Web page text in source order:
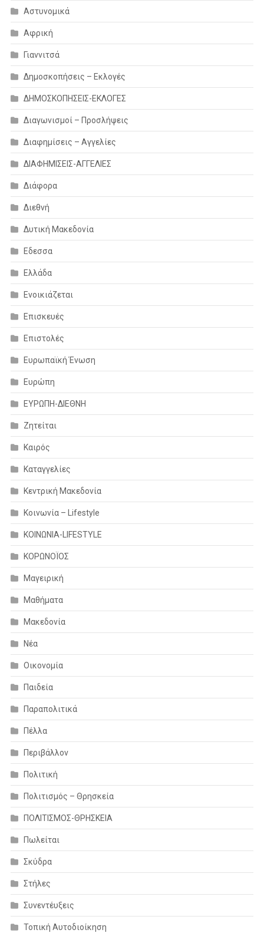
Αστυνομικά
Αφρική
Γιαννιτσά
Δημοσκοπήσεις – Εκλογές
ΔΗΜΟΣΚΟΠΗΣΕΙΣ-ΕΚΛΟΓΕΣ
Διαγωνισμοί – Προσλήψεις
Διαφημίσεις – Αγγελίες
ΔΙΑΦΗΜΙΣΕΙΣ-ΑΓΓΕΛΙΕΣ
Διάφορα
Διεθνή
Δυτική Μακεδονία
Εδεσσα
Ελλάδα
Ενοικιάζεται
Επισκευές
Επιστολές
Ευρωπαϊκή Ένωση
Ευρώπη
ΕΥΡΩΠΗ-ΔΙΕΘΝΗ
Ζητείται
Καιρός
Καταγγελίες
Κεντρική Μακεδονία
Κοινωνία – Lifestyle
ΚΟΙΝΩΝΙΑ-LIFESTYLE
ΚΟΡΩΝΟΪΟΣ
Μαγειρική
Μαθήματα
Μακεδονία
Νέα
Οικονομία
Παιδεία
Παραπολιτικά
Πέλλα
Περιβάλλον
Πολιτική
Πολιτισμός – Θρησκεία
ΠΟΛΙΤΙΣΜΟΣ-ΘΡΗΣΚΕΙΑ
Πωλείται
Σκύδρα
Στήλες
Συνεντέυξεις
Τοπική Αυτοδιοίκηση